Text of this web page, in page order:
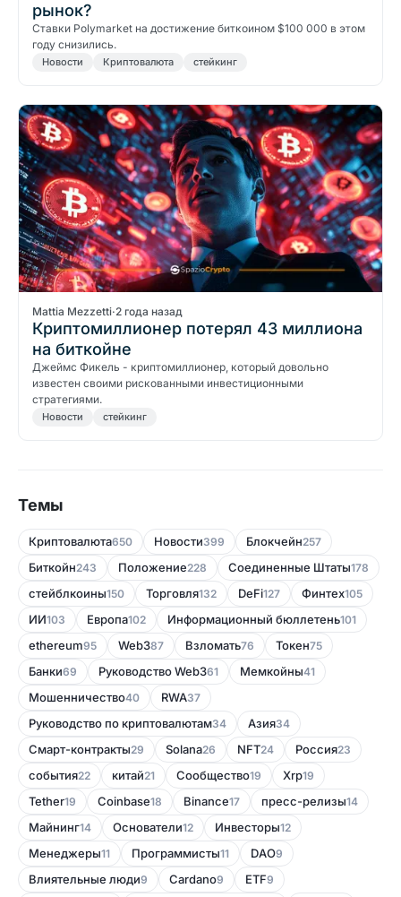
рынок?
Ставки Polymarket на достижение биткоином $100 000 в этом
году снизились.
Новости Криптовалюта стейкинг
Mattia Mezzetti·2 года назад
Криптомиллионер потерял 43 миллиона
на биткойне
Джеймс Фикель - криптомиллионер, который довольно
известен своими рискованными инвестиционными
стратегиями.
Новости стейкинг
Темы
Криптовалюта650 Новости399 Блокчейн257
Биткойн243 Положение228 Соединенные Штаты178
стейблкоины150 Торговля132 DeFi127 Финтех105
ИИ103 Европа102 Информационный бюллетень101
ethereum95 Web387 Bзломать76 Токен75
Банки69 Руководство Web361 Мемкойны41
Мошенничество40 RWA37
Руководство по криптовалютам34 Азия34
Смарт-контракты29 Solana26 NFT24 Россия23
события22 китай21 Сообщество19 Xrp19
Tether19 Coinbase18 Binance17 пресс-релизы14
Майнинг14 Основатели12 Инвесторы12
Менеджеры11 Программисты11 DAO9
Влиятельные люди9 Cardano9 ETF9